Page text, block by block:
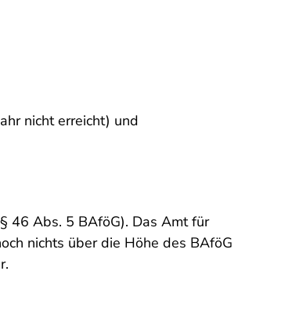
nicht erreicht) und
46 Abs. 5 BAföG). Das Amt für
nichts über die Höhe des BAföG